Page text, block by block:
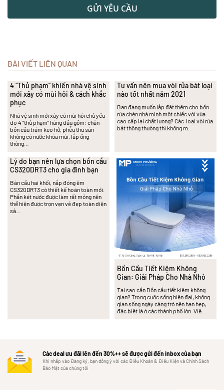
GỬI YÊU CẦU
BÀI VIẾT LIÊN QUAN
4 “Thủ phạm” khiến nhà vệ sinh
mới xây có mùi hôi & cách khắc
phục
Nhà vệ sinh mới xây có mùi hôi chủ yếu
do 4 “thủ phạm” hàng đầu gồm: chân
bồn cầu trám keo hở, phễu thu sàn
không có nước khóa mùi, lắp ống
thông…
Tư vấn nên mua vòi rửa bát loại
nào tốt nhất năm 2021
Bạn đang muốn lắp đặt thêm cho bồn
rửa chén nhà mình một chiếc vòi vừa
cao cấp lại chất lượng? Các loại vòi rửa
bát thông thường thì không m…
Lý do bạn nên lựa chọn bồn cầu
CS320DRT3 cho gia đình bạn
Bàn cầu hai khối, nắp đóng êm
CS320DRT3 có thiết kế hoàn toàn mới.
Phần két nước được làm rất mỏng nên
thể hiện được trọn vẹn vẻ đẹp toàn diện
sả…
Bồn Cầu Tiết Kiệm Không
Gian: Giải Pháp Cho Nhà Nhỏ
Tại sao cần Bồn cầu tiết kiệm không
gian? Trong cuộc sống hiện đại, không
gian sống ngày càng trở nên hạn hẹp,
đặc biệt là ở các thành phố lớn. Việ…
Các deal ưu đãi lên đến 30%++ sẽ được gửi đến inbox của bạn
Khi nhấp vào Đăng ký, bạn đồng ý với các Điều Khoản & Điều Kiện và Chính Sách
Bảo Mật của chúng tôi